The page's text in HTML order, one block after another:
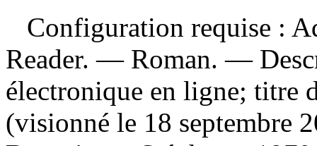
Configuration requise :
Reader. — Roman. —
électronique en ligne; titre
(visionné le 18 septembre